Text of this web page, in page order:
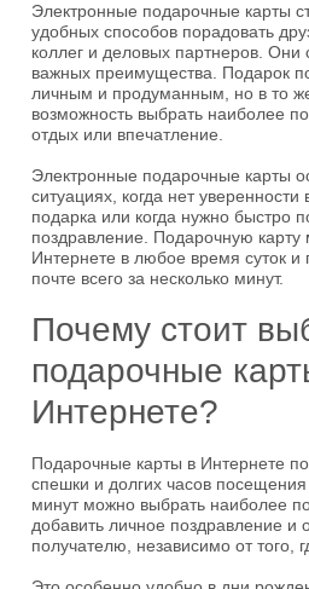
Электронные подарочные карты
удобных способов порадовать
коллег и деловых партнеров. Они
важных преимущества. Подарок
личным и продуманным, но в то
возможность выбрать наиболее
отдых или впечатление.
Электронные подарочные карты
ситуациях, когда нет уверенности
подарка или когда нужно быстро
поздравление. Подарочную
Интернете в любое время суток и
почте всего за несколько минут.
Почему стоит
подарочные
Интернете?
Подарочные карты в Интернете
спешки и долгих часов
минут можно выбрать наиболее
добавить личное поздравление и
получателю, независимо от того,